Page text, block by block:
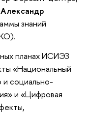
Александр
знаний
планах ИСИЭЗ
«Национальный
и социально-
и «Цифровая